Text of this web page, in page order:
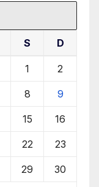
S D
1 2
8 9
15 16
22 23
29 30